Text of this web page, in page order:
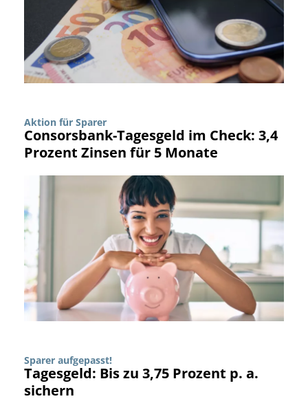
Aktion für Sparer
Consorsbank-Tagesgeld im Check: 3,4
Prozent Zinsen für 5 Monate
Sparer aufgepasst!
Tagesgeld: Bis zu 3,75 Prozent p. a.
sichern